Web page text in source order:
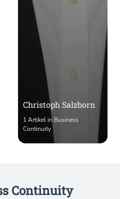
Christoph Salzborn
1 Artikel in Business
Continuity
Continuity